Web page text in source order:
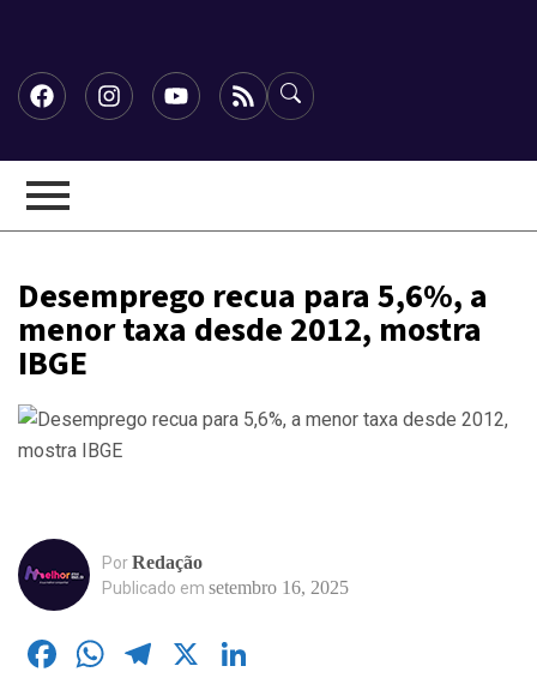
Desemprego recua para 5,6%, a
menor taxa desde 2012, mostra
IBGE
PorRedação
Publicado em setembro 16, 2025
Facebook
WhatsApp
Telegram
X